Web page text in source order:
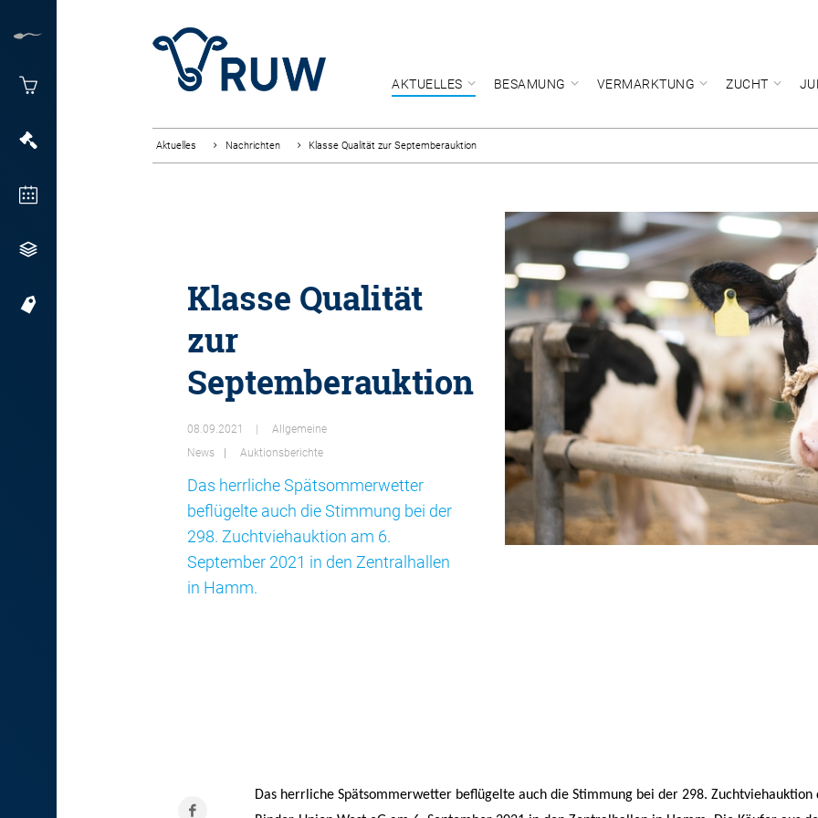
AKTUELLES BESAMUNG VERMARKTUNG ZUCHT
Aktuelles Nachrichten Klasse Qualität zur Septemberauktion
Klasse Qualität
zur
Septemberauktion
08.09.2021
Allgemeine
News
Auktionsberichte
Das herrliche Spätsommerwetter
beflügelte auch die Stimmung bei der
298. Zuchtviehauktion am 6.
September 2021 in den Zentralhallen
in Hamm.
Das herrliche Spätsommerwetter beflügelte auch die Stimmung bei der 298. Zuchtviehauktion